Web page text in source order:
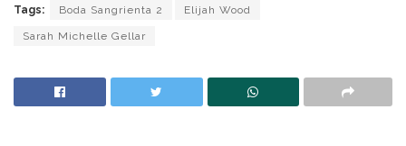
Tags: Boda Sangrienta 2 Elijah Wood
Sarah Michelle Gellar